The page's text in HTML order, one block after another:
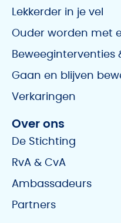
Lekkerder in je vel
Ouder worden met
Beweeginterventies
Gaan en blijven
Verkaringen
Over ons
De Stichting
RvA & CvA
Ambassadeurs
Partners